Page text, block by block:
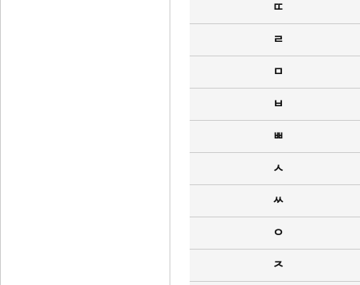
ㄸ
ㄹ
ㅁ
ㅂ
ㅃ
ㅅ
ㅆ
ㅇ
ㅈ